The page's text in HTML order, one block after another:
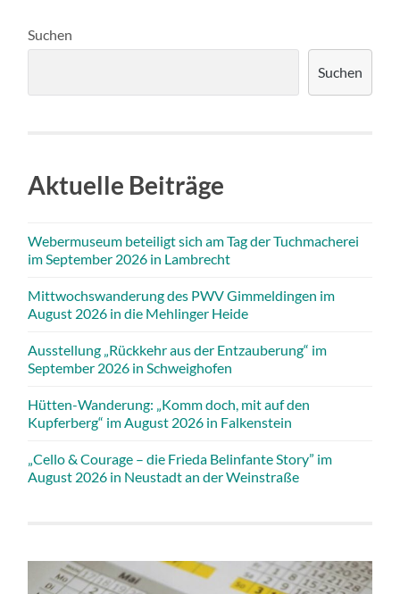
Suchen
Suchen
Aktuelle Beiträge
Webermuseum beteiligt sich am Tag der Tuchmacherei
im September 2026 in Lambrecht
Mittwochswanderung des PWV Gimmeldingen im
August 2026 in die Mehlinger Heide
Ausstellung „Rückkehr aus der Entzauberung“ im
September 2026 in Schweighofen
Hütten-Wanderung: „Komm doch, mit auf den
Kupferberg“ im August 2026 in Falkenstein
„Cello & Courage – die Frieda Belinfante Story” im
August 2026 in Neustadt an der Weinstraße